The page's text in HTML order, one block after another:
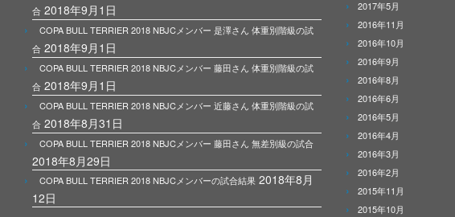
合 2018年9月1日
COPA BULL TERRIER 2018 NBJCメンバー 是澤さん 体重別階級の試
合 2018年9月1日
COPA BULL TERRIER 2018 NBJCメンバー 藤田さん 体重別階級の試
合 2018年9月1日
COPA BULL TERRIER 2018 NBJCメンバー 近藤さん 体重別階級の試
合 2018年8月31日
COPA BULL TERRIER 2018 NBJCメンバー 藤田さん 無差別級の試合
2018年8月29日
COPA BULL TERRIER 2018 NBJCメンバーの試合結果 2018年8月
12日
2017年5月
2016年11月
2016年10月
2016年9月
2016年8月
2016年6月
2016年5月
2016年4月
2016年3月
2016年2月
2015年11月
2015年10月